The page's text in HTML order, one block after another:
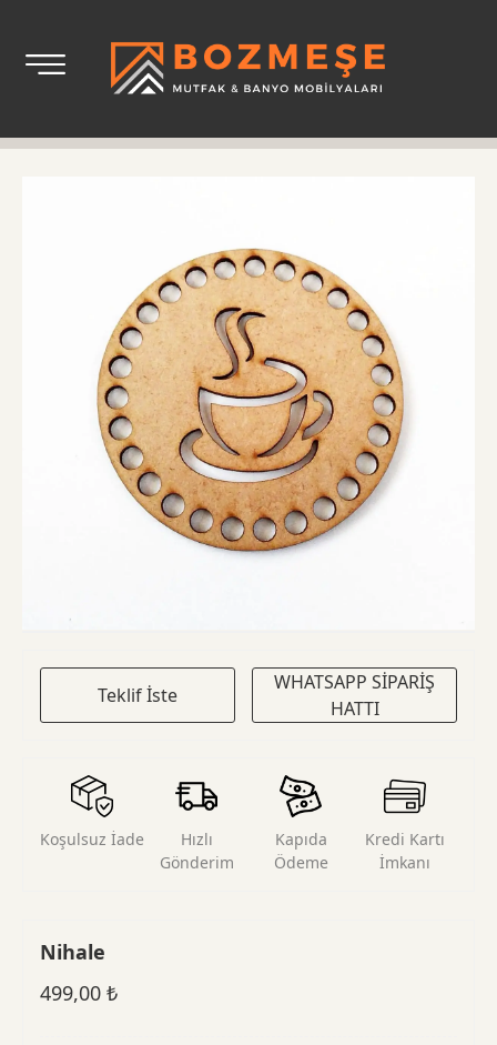
Teklif İste
WHATSAPP SİPARİŞ
HATTI
Koşulsuz İade
Hızlı
Gönderim
Kapıda
Ödeme
Kredi Kartı
İmkanı
Nihale
499,00 ₺